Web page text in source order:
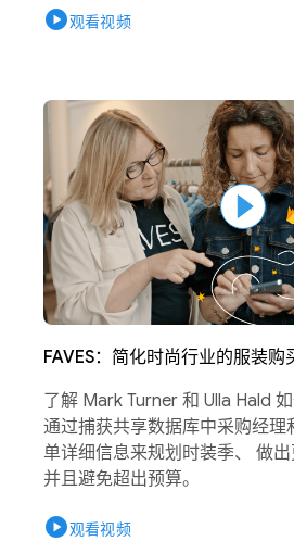
play_circle观看视频
FAVES：简化时尚行业的服装购
了解 Mark Turner 和 Ulla Hald
通过捕获共享数据库中采购经理
单详细信息来规划时装季、 做出
并且避免超出预算。
play_circle观看视频